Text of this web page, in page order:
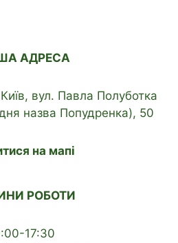
АДРЕСА
вул. Павла Полуботка
назва Попудренка), 50
на мапі
РОБОТИ
17:30